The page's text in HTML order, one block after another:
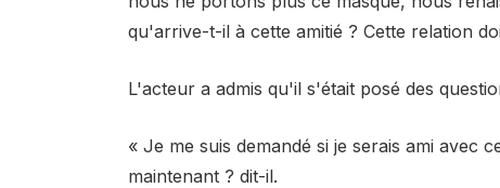
qu'arrive-t-il à cette amitié ? Cette relation
L'acteur a admis qu'il s'était posé des
« Je me suis demandé si je serais ami avec
maintenant ? dit-il.